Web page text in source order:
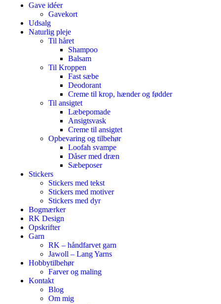
Gave idéer
Gavekort
Udsalg
Naturlig pleje
Til håret
Shampoo
Balsam
Til Kroppen
Fast sæbe
Deodorant
Creme til krop, hænder og fødder
Til ansigtet
Læbepomade
Ansigtsvask
Creme til ansigtet
Opbevaring og tilbehør
Loofah svampe
Dåser med dræn
Sæbeposer
Stickers
Stickers med tekst
Stickers med motiver
Stickers med dyr
Bogmærker
RK Design
Opskrifter
Garn
RK – håndfarvet garn
Jawoll – Lang Yarns
Hobbytilbehør
Farver og maling
Kontakt
Blog
Om mig